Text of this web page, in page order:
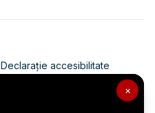
×
Declarație accesibilitate
Politica de confidențialitate